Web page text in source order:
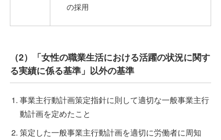
の採用
（2）「女性の職業生活における活躍の状況に関す
る実績に係る基準」以外の基準
事業主行動計画策定指針に則して適切な一般事業主行
動計画を定めたこと
策定した一般事業主行動計画を適切に労働者に周知